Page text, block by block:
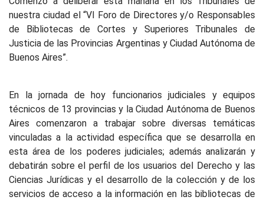
nuestra ciudad el “VI Foro de Directores y/o Responsables
de Bibliotecas de Cortes y Superiores Tribunales de
Justicia de las Provincias Argentinas y Ciudad Autónoma de
Buenos Aires”.
En la jornada de hoy funcionarios judiciales y equipos
técnicos de 13 provincias y la Ciudad Autónoma de Buenos
Aires comenzaron a trabajar sobre diversas temáticas
vinculadas a la actividad específica que se desarrolla en
esta área de los poderes judiciales; además analizarán y
debatirán sobre el perfil de los usuarios del Derecho y las
Ciencias Jurídicas y el desarrollo de la colección y de los
servicios de acceso a la información en las bibliotecas de